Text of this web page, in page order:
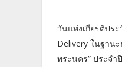
วันแห่งเกียรติปร
Delivery ในฐาน
พระนคร” ประจ